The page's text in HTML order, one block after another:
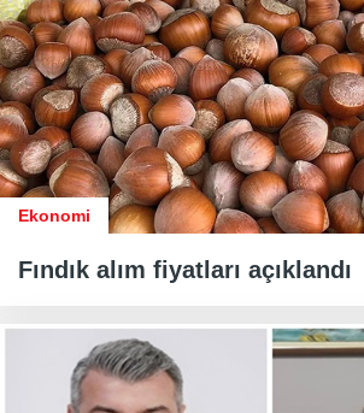
Ekonomi
Fındık alım fiyatları açıklandı